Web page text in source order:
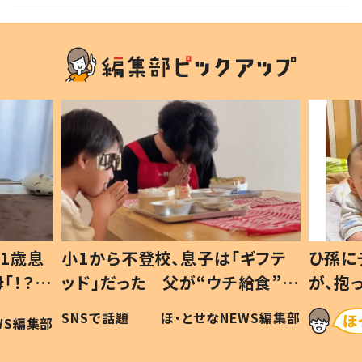
歳息
？」
編集部
小1から不登校、息子は「ギフテ
ッド」だった 父が“ウチ給食”を
作り続ける理由とは #令和の親
#令和の子
SNSで話題 ほ・とせなNEWS編集部
ひ孫
が、
「涙が
い」